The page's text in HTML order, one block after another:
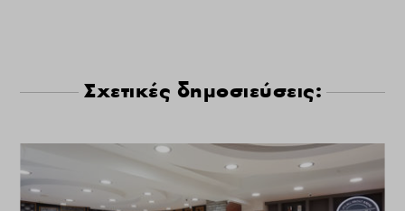
Σχετικές δημοσιεύσεις: